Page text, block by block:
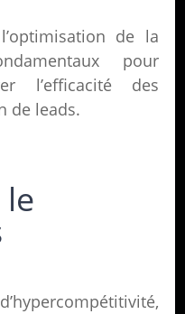
de la
pour
l’efficacité des
de leads.